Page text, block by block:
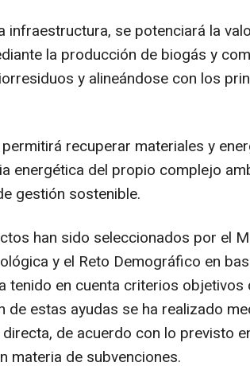
infraestructura, se potenciará la
la producción de biogás y
y alineándose con los
recuperar materiales y
energética del propio complejo
gestión sostenible.
han sido seleccionados por el
y el Reto Demográfico en
tenido en cuenta criterios
de estas ayudas se ha realizado
de acuerdo con lo previsto
materia de subvenciones.